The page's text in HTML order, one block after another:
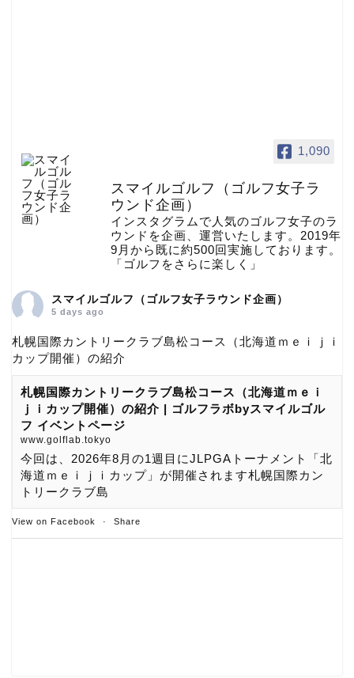
1,090
スマイルゴルフ（ゴルフ女子ラ
ウンド企画）
インスタグラムで人気のゴルフ女子のラ
ウンドを企画、運営いたします。2019年
9月から既に約500回実施しております。
「ゴルフをさらに楽しく」
スマイルゴルフ（ゴルフ女子ラウンド企画）
5 days ago
札幌国際カントリークラブ島松コース（北海道ｍｅｉｊｉ
カップ開催）の紹介
札幌国際カントリークラブ島松コース（北海道ｍｅｉ
ｊｉカップ開催）の紹介 | ゴルフラボbyスマイルゴル
フ イベントページ
www.golflab.tokyo
今回は、2026年8月の1週目にJLPGAトーナメント「北
海道ｍｅｉｊｉカップ」が開催されます札幌国際カン
トリークラブ島
View on Facebook · Share